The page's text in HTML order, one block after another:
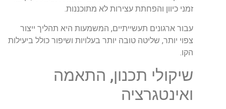
זמני כיוון והפחתת עצירות לא מתוכננות.
עבור ארגונים תעשייתיים, המשמעות היא תהליך ייצור
צפוי יותר, שליטה טובה יותר בעלויות ושיפור כולל ביעילות
הקו.
שיקולי תכנון, התאמה
ואינטגרציה